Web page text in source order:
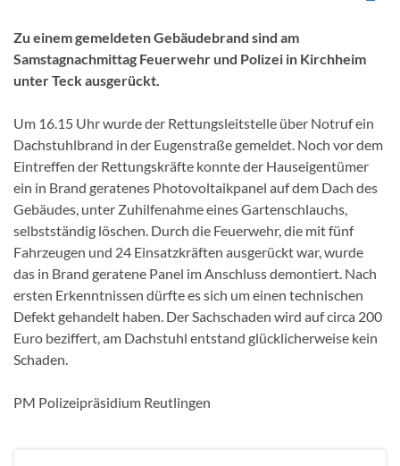
Zu einem gemeldeten Gebäudebrand sind am
Samstagnachmittag Feuerwehr und Polizei in Kirchheim
unter Teck ausgerückt.
Um 16.15 Uhr wurde der Rettungsleitstelle über Notruf ein
Dachstuhlbrand in der Eugenstraße gemeldet. Noch vor dem
Eintreffen der Rettungskräfte konnte der Hauseigentümer
ein in Brand geratenes Photovoltaikpanel auf dem Dach des
Gebäudes, unter Zuhilfenahme eines Gartenschlauchs,
selbstständig löschen. Durch die Feuerwehr, die mit fünf
Fahrzeugen und 24 Einsatzkräften ausgerückt war, wurde
das in Brand geratene Panel im Anschluss demontiert. Nach
ersten Erkenntnissen dürfte es sich um einen technischen
Defekt gehandelt haben. Der Sachschaden wird auf circa 200
Euro beziffert, am Dachstuhl entstand glücklicherweise kein
Schaden.
PM Polizeipräsidium Reutlingen